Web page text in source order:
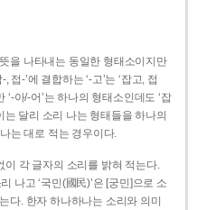
뜻을 나타내는 동일한 형태소이지만
-’에 결합하는 ‘-고’는 ‘잡고, 접
아/-어’는 하나의 형태소인데도 ‘잡
는 달리 소리 나는 형태들을 하나의
는 대로 적는 경우이다.
이 각 글자의 소리를 밝혀 적는다.
나고 ‘국민(國民)’은 [궁민]으로 소
다. 한자 하나하나는 소리와 의미